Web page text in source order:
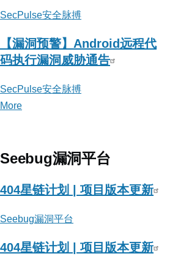
SecPulse安全脉搏
【漏洞预警】Android远程代
码执行漏洞威胁通告
SecPulse安全脉搏
More
安
脉
Seebug漏洞平台
404星链计划 | 项目版本更新
Seebug漏洞平台
404星链计划 | 项目版本更新